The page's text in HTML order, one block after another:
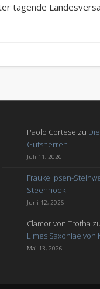
tagende
Paolo Cortese zu
Gutsherren
Juli 11, 2026
Frauke Ipsen-
Steenhoek
Juni 12, 2026
Clamor von Trotha zu
Limes Saxoniae von
Mai 13, 2026